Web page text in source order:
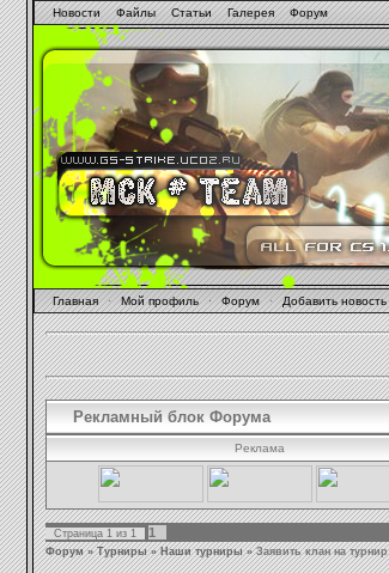
Новости Файлы Статьи Галерея Форум
Главная · Мой профиль · Форум · Добавить новость
Рекламный блок Форума
Реклама
Страница 1 из 1 1
Форум » Турниры » Наши турниры » Заявить клан на турнир